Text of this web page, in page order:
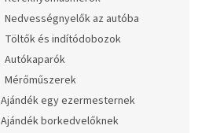
Nedvességnyelők az autóba
Töltők és indítódobozok
Autókaparók
Mérőműszerek
Ajándék egy ezermesternek
Ajándék borkedvelőknek